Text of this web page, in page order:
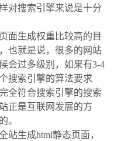
对搜索引擎来说是十分
面生成权重比较高的目
也就是说，很多的网站
会过多级别，如果有3-4
搜索引擎的算法要求
全符合搜索引擎的搜索
正是互联网发展的方
。
站生成html静态页面，